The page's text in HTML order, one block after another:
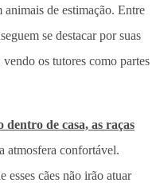
de estimação. Entre
se destacar por suas
os tutores como partes
dentro de casa, as raças
atmosfera confortável.
esses cães não irão atuar